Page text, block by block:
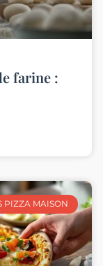
farine :
PIZZA MAISON